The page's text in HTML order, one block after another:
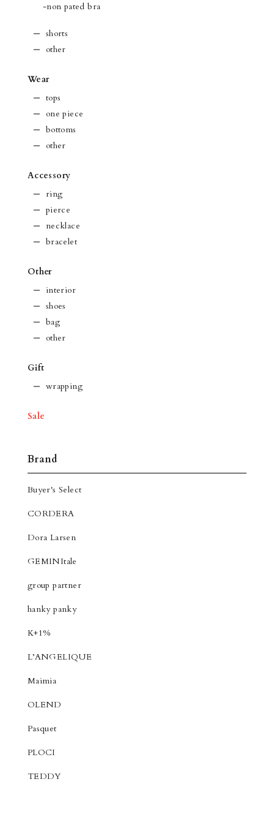
-non pated bra
shorts
other
Wear
tops
one piece
bottoms
other
Accessory
ring
pierce
necklace
bracelet
Other
interior
shoes
bag
other
Gift
wrapping
Sale
Brand
Buyer's Select
CORDERA
Dora Larsen
GEMINItale
group partner
hanky panky
K+1%
L’ANGELIQUE
Maimia
OLEND
Pasquet
PLOCI
TEDDY